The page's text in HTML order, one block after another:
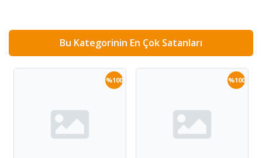
Bu Kategorinin En Çok Satanları
%100 %100